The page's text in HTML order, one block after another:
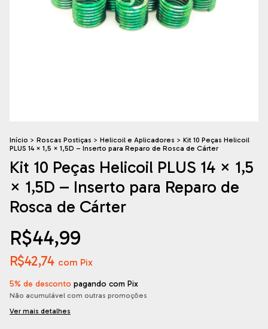
Início > Roscas Postiças > Helicoil e Aplicadores > Kit 10 Peças Helicoil
PLUS 14 × 1,5 × 1,5D – Inserto para Reparo de Rosca de Cárter
Kit 10 Peças Helicoil PLUS 14 × 1,5
× 1,5D – Inserto para Reparo de
Rosca de Cárter
R$44,99
R$42,74 com Pix
5% de desconto pagando com Pix
Não acumulável com outras promoções
Ver mais detalhes